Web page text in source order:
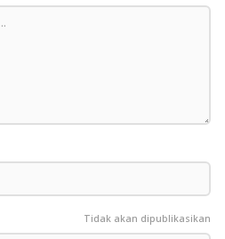
Tidak akan dipublikasikan